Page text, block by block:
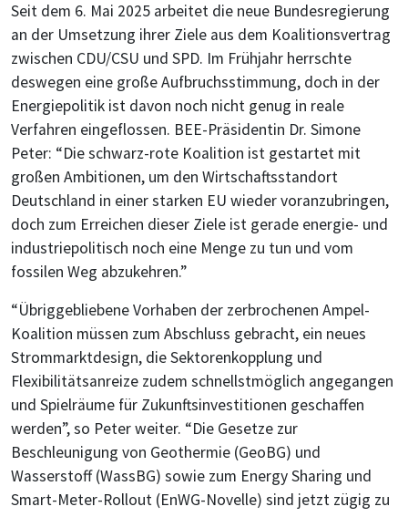
Seit dem 6. Mai 2025 arbeitet die neue Bundesregierung
an der Umsetzung ihrer Ziele aus dem Koalitionsvertrag
zwischen CDU/CSU und SPD. Im Frühjahr herrschte
deswegen eine große Aufbruchsstimmung, doch in der
Energiepolitik ist davon noch nicht genug in reale
Verfahren eingeflossen. BEE-Präsidentin Dr. Simone
Peter: “Die schwarz-rote Koalition ist gestartet mit
großen Ambitionen, um den Wirtschaftsstandort
Deutschland in einer starken EU wieder voranzubringen,
doch zum Erreichen dieser Ziele ist gerade energie- und
industriepolitisch noch eine Menge zu tun und vom
fossilen Weg abzukehren.”
“Übriggebliebene Vorhaben der zerbrochenen Ampel-
Koalition müssen zum Abschluss gebracht, ein neues
Strommarktdesign, die Sektorenkopplung und
Flexibilitätsanreize zudem schnellstmöglich angegangen
und Spielräume für Zukunftsinvestitionen geschaffen
werden”, so Peter weiter. “Die Gesetze zur
Beschleunigung von Geothermie (GeoBG) und
Wasserstoff (WassBG) sowie zum Energy Sharing und
Smart-Meter-Rollout (EnWG-Novelle) sind jetzt zügig zu